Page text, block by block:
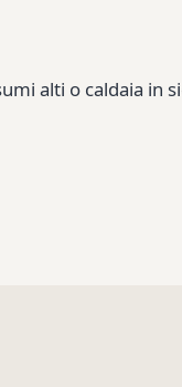
alti o caldaia in